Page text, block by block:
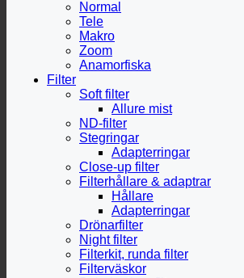
Normal
Tele
Makro
Zoom
Anamorfiska
Filter
Soft filter
Allure mist
ND-filter
Stegringar
Adapterringar
Close-up filter
Filterhållare & adaptrar
Hållare
Adapterringar
Drönarfilter
Night filter
Filterkit, runda filter
Filterväskor